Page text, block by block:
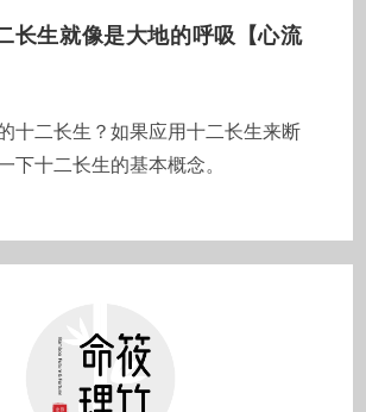
长生就像是大地的呼吸【心流
十二长生？如果应用十二长生来断
下十二长生的基本概念。